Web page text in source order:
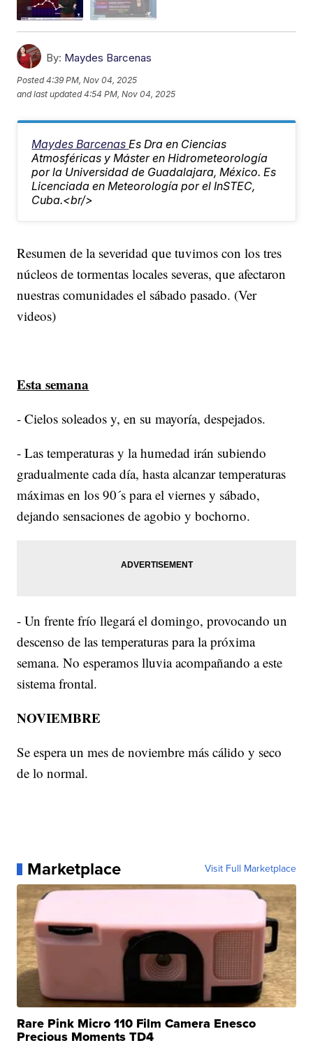
By: Maydes Barcenas
Posted4:39 PM, Nov 04, 2025
and last updated 4:54 PM, Nov 04, 2025
Maydes BarcenasEs Dra en Ciencias
Atmosféricas y Máster en Hidrometeorología
por la Universidad de Guadalajara, México. Es
Licenciada en Meteorología por el InSTEC,
Cuba.<br/>
Resumen de la severidad que tuvimos con los tres
núcleos de tormentas locales severas, que afectaron
nuestras comunidades el sábado pasado. (Ver
videos)
Esta semana
- Cielos soleados y, en su mayoría, despejados.
- Las temperaturas y la humedad irán subiendo
gradualmente cada día, hasta alcanzar temperaturas
máximas en los 90´s para el viernes y sábado,
dejando sensaciones de agobio y bochorno.
- Un frente frío llegará el domingo, provocando un
descenso de las temperaturas para la próxima
semana. No esperamos lluvia acompañando a este
sistema frontal.
NOVIEMBRE
Se espera un mes de noviembre más cálido y seco
de lo normal.
Marketplace Visit Full Marketplace
Rare Pink Micro 110 Film Camera Enesco
Precious Moments TD4